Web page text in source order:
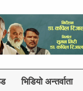
भिडियो अन्तर्वाता